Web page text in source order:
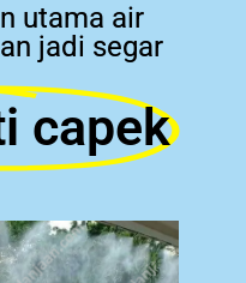
utama air
jadi segar
capek